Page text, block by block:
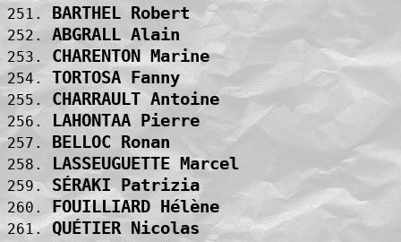
251. BARTHEL Robert
252. ABGRALL Alain
253. CHARENTON Marine
254. TORTOSA Fanny
255. CHARRAULT Antoine
256. LAHONTAA Pierre
257. BELLOC Ronan
258. LASSEUGUETTE Marcel
259. SÉRAKI Patrizia
260. FOUILLIARD Hélène
261. QUÉTIER Nicolas